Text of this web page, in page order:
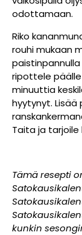
odottamaan.
Riko
rouhi mukaan
ripottele
minuuttia
hyytynyt.
Taita ja tarjoile
Tämä resepti
kunkin